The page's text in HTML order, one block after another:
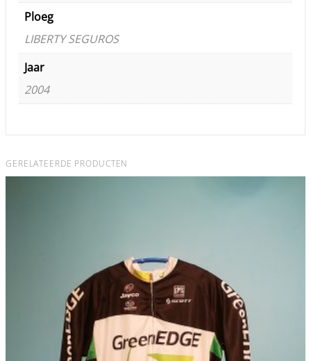
Ploeg
LIBERTY SEGUROS
Jaar
2004
GERELATEERDE PRODUCTEN